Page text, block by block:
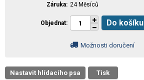
Záruka 24 Měsíců
Objednat Do košíku
Možnosti doručení
Nastavit hlídacího psa Tisk